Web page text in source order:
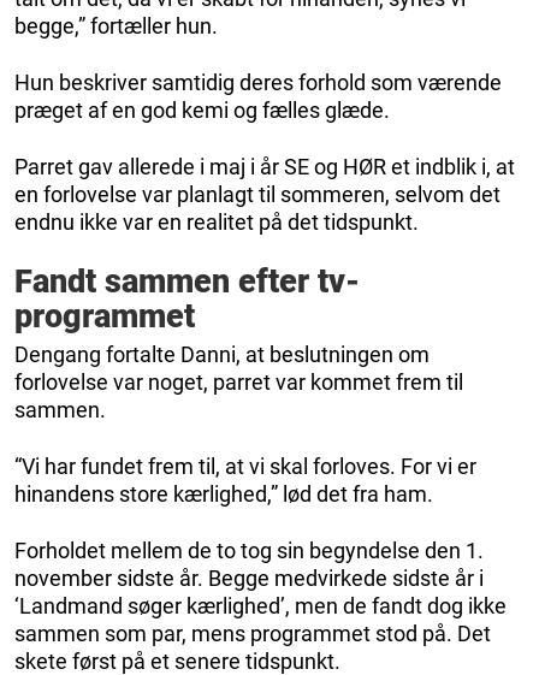
begge,” fortæller hun.
Hun beskriver samtidig deres forhold som værende
præget af en god kemi og fælles glæde.
Parret gav allerede i maj i år SE og HØR et indblik i, at
en forlovelse var planlagt til sommeren, selvom det
endnu ikke var en realitet på det tidspunkt.
Fandt sammen efter tv-
programmet
Dengang fortalte Danni, at beslutningen om
forlovelse var noget, parret var kommet frem til
sammen.
“Vi har fundet frem til, at vi skal forloves. For vi er
hinandens store kærlighed,” lød det fra ham.
Forholdet mellem de to tog sin begyndelse den 1.
november sidste år. Begge medvirkede sidste år i
‘Landmand søger kærlighed’, men de fandt dog ikke
sammen som par, mens programmet stod på. Det
skete først på et senere tidspunkt.